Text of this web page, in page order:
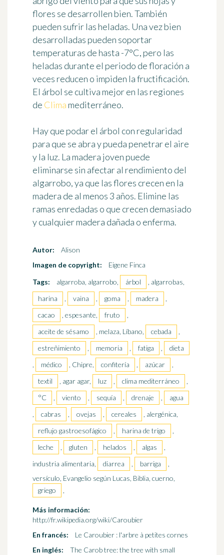
flores se desarrollen bien. También
pueden sufrir las heladas. Una vez bien
desarrolladas pueden soportar
temperaturas de hasta -7°C, pero las
heladas durante el periodo de floración a
veces reducen o impiden la fructificación.
El árbol se cultiva mejor en las regiones
de Clima mediterráneo.
Hay que podar el árbol con regularidad
para que se abra y pueda penetrar el aire
y la luz. La madera joven puede
eliminarse sin afectar al rendimiento del
algarrobo, ya que las flores crecen en la
madera de al menos 3 años. Elimine las
ramas enredadas o que crecen demasiado
y cualquier madera dañada o enferma.
Autor:
Alison
Imagen de copyright:
Eigene Finca
Tags:
algarroba, algarrobo, árbol
, algarrobas,
harina
, vaina , goma , madera
,
cacao
, espesante, fruto
,
aceite de sésamo
, melaza, Líbano, cebada
,
estreñimiento
, memoria , fatiga ,
dieta
,
médico , Chipre, confitería , azúcar
,
textil
, agar agar, luz , clima mediterráneo
,
°C
, viento , sequía , drenaje ,
agua
,
cabras , ovejas , cereales
, alergénica,
reflujo gastroesofágico
, harina de trigo
,
leche
, gluten , helados , algas
,
industria alimentaria,
diarrea , barriga
,
versículo, Evangelio según Lucas, Biblia, cuerno,
griego
,
Más información:
http://fr.wikipedia.org/wiki/Caroubier
En francés:
Le Caroubier : l'arbre à petites cornes
En inglés:
The Carob tree: the tree with small